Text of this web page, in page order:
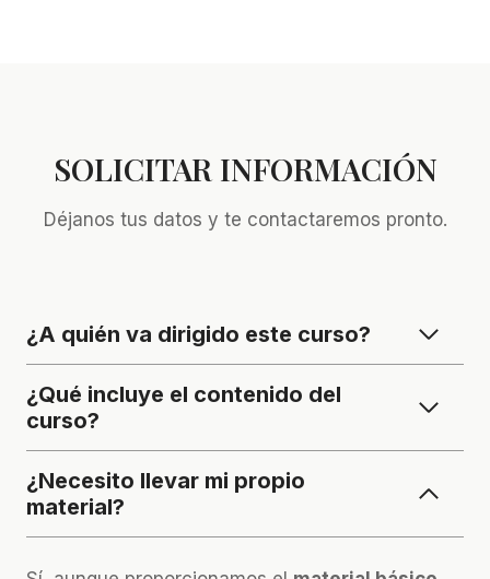
SOLICITAR INFORMACIÓN
Déjanos tus datos y te contactaremos pronto.
¿A quién va dirigido este curso?
¿Qué incluye el contenido del
curso?
¿Necesito llevar mi propio
material?